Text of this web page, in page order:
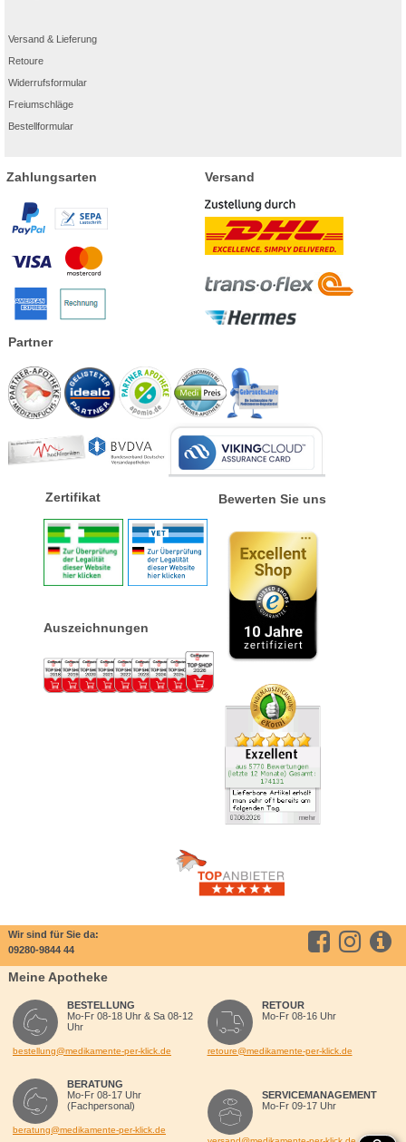
Versand & Lieferung
Retoure
Widerrufsformular
Freiumschläge
Bestellformular
Zahlungsarten Versand
Partner
Zertifikat
Auszeichnungen
Bewerten Sie uns
Wir sind für Sie da:
09280-9844 44
Meine Apotheke
BESTELLUNG
Mo-Fr 08-18 Uhr & Sa 08-12
Uhr
bestellung@medikamente-per-klick.de
BERATUNG
Mo-Fr 08-17 Uhr
(Fachpersonal)
beratung@medikamente-per-klick.de
RETOUR
Mo-Fr 08-16 Uhr
retoure@medikamente-per-klick.de
SERVICEMANAGEMENT
Mo-Fr 09-17 Uhr